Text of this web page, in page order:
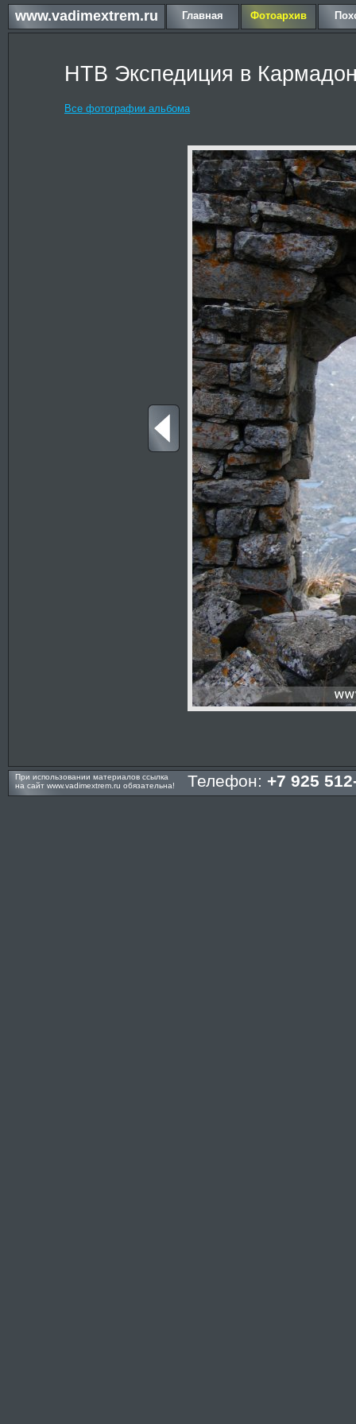
www.vadimextrem.ru Главная Фотоархив
НТВ Экспедиция в
Все фотографии альбома
При использовании материалов ссылка
на сайт www.vadimextrem.ru обязательна! Телефон: +7 925